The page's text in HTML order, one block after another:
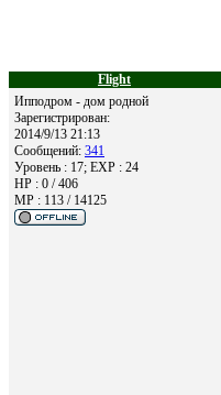
Flight
Ипподром - дом родной
Зарегистрирован:
2014/9/13 21:13
Сообщений: 341
Уровень : 17; EXP : 24
HP : 0 / 406
MP : 113 / 14125